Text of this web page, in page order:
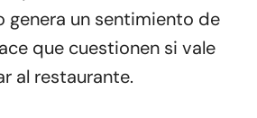
genera un sentimiento de
que cuestionen si vale
al restaurante.